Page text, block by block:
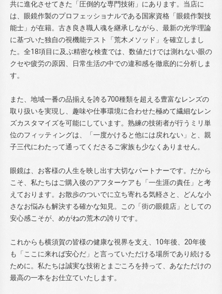
共に進化させてきた「圧倒的な専門技術」にあります。当店に
は、眼鏡作製のプロフェッショナルである国家資格「眼鏡作製技
能士」が在籍。古き良き職人魂を継承しながら、最新の光学理論
に基づいた独自の視機能テスト「荒木メソッド」を確立しまし
た。全18項目に及ぶ精密な検査では、数値だけでは測れない眼の
クセや疲労の原因、日常生活の中での違和感を徹底的に分析しま
す。
また、地域一番の品揃えを誇る700種類を超える豊富なレンズの
取り扱いを実現し、趣味や仕事環境に合わせた極めて繊細なレン
ズカスタマイズを可能にしています。熟練の技術者が行うミリ単
位のフィッティングは、「一度かけると他には戻れない」と、親
子三代にわたって通ってくださるご家族も少なくありません。
眼鏡は、お客様の人生を映し出す大切なパートナーです。だから
こそ、私たちはご購入後のアフターケアも「一生涯の責任」と考
えております。お散歩のついでに立ち寄れる気軽さと、どんな小
さなお悩みも解決する確かな知見。この「街の眼鏡店」としての
安心感こそが、めがねの荒木の誇りです。
これからも横須賀の皆様の健康な視界を支え、10年後、20年後
も「ここに来れば安心だ」と言っていただける場所であり続ける
ために。私たちは誠実な技術とまごころを持って、あなただけの
最高の一本をお仕立ていたします。